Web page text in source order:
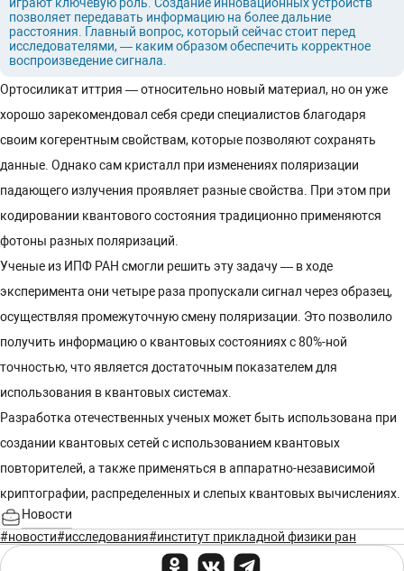
позволяет передавать информацию на более дальние
расстояния. Главный вопрос, который сейчас стоит перед
исследователями, — каким образом обеспечить корректное
воспроизведение сигнала.
Ортосиликат иттрия — относительно новый материал, но он уже
хорошо зарекомендовал себя среди специалистов благодаря
своим когерентным свойствам, которые позволяют сохранять
данные. Однако сам кристалл при изменениях поляризации
падающего излучения проявляет разные свойства. При этом при
кодировании квантового состояния традиционно применяются
фотоны разных поляризаций.
Ученые из ИПФ РАН смогли решить эту задачу — в ходе
эксперимента они четыре раза пропускали сигнал через образец,
осуществляя промежуточную смену поляризации. Это позволило
получить информацию о квантовых состояниях с 80%-ной
точностью, что является достаточным показателем для
использования в квантовых системах.
Разработка отечественных ученых может быть использована при
создании квантовых сетей с использованием квантовых
повторителей, а также применяться в аппаратно-независимой
криптографии, распределенных и слепых квантовых вычислениях.
Новости
#новости#исследования#институт прикладной физики ран